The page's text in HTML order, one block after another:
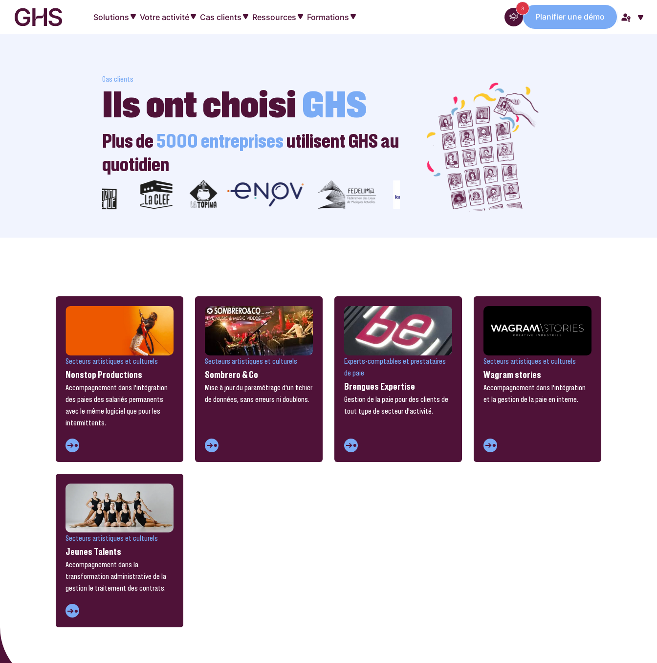
Solutions Votre activité Cas clients Ressources Formations
3messages
Planifier une démo
Cas clients
Ils ont choisiGHS
Plus de5000 entreprisesutilisent GHS au
quotidien
Secteurs artistiques et culturels
Nonstop Productions
Accompagnement dans l'intégration
des paies des salariés permanents
avec le même logiciel que pour les
intermittents.
Secteurs artistiques et culturels
Sombrero & Co
Mise à jour du paramétrage d'un fichier
de données, sans erreurs ni doublons.
Experts-comptables et prestataires
de paie
Brengues Expertise
Gestion de la paie pour des clients de
tout type de secteur d'activité.
Secteurs artistiques et culturels
Wagram stories
Accompagnement dans l'intégration
et la gestion de la paie en interne.
Secteurs artistiques et culturels
Jeunes Talents
Accompagnement dans la
transformation administrative de la
gestion le traitement des contrats.